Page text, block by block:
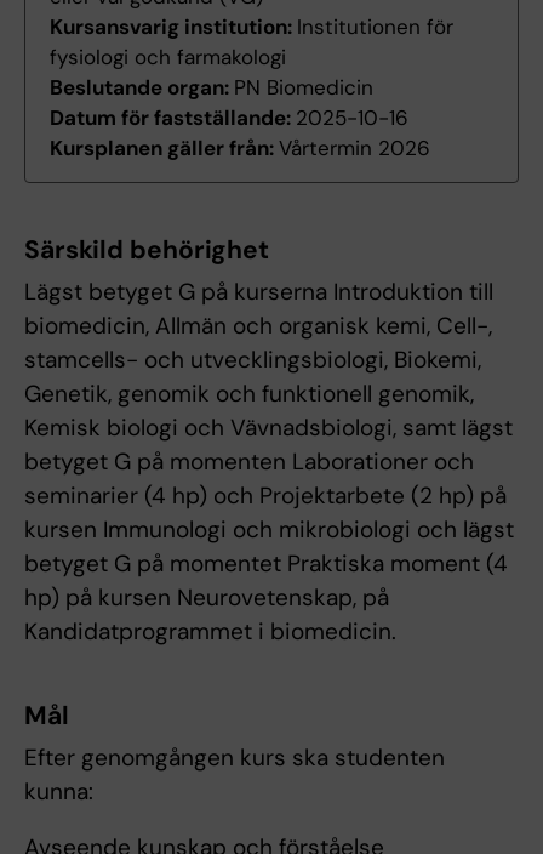
Kursansvarig institution: Institutionen för
fysiologi och farmakologi
Beslutande organ: PN Biomedicin
Datum för fastställande: 2025-10-16
Kursplanen gäller från:Vårtermin 2026
Särskild behörighet
Lägst betyget G på kurserna Introduktion till
biomedicin, Allmän och organisk kemi, Cell-,
stamcells- och utvecklingsbiologi, Biokemi,
Genetik, genomik och funktionell genomik,
Kemisk biologi och Vävnadsbiologi, samt lägst
betyget G på momenten Laborationer och
seminarier (4 hp) och Projektarbete (2 hp) på
kursen Immunologi och mikrobiologi och lägst
betyget G på momentet Praktiska moment (4
hp) på kursen Neurovetenskap, på
Kandidatprogrammet i biomedicin.
Mål
Efter genomgången kurs ska studenten
kunna:
Avseende kunskap och förståelse